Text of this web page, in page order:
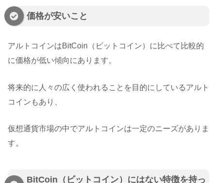
価格が安いこと
アルトコインはBitCoin（ビットコイン）に比べて比較的
に価格が低い傾向にあります。
将来的に人々の広く使われることを目的にしているアルト
コインもあり、
仮想通貨市場の中でアルトコインは一定のニーズがありま
す。
BitCoin（ビットコイン）にはない特徴を持っ